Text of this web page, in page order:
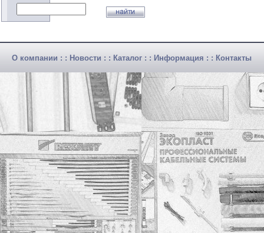
О компании : : Новости : : Каталог : : Информация : : Контакты